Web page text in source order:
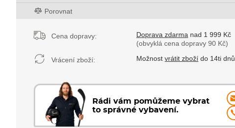
Porovnat
Cena dopravy: Doprava zdarma nad 1 999 Kč
(obvyklá cena dopravy 90 Kč)
Vrácení zboží: Možnostvrátit zboží do 14ti dnů
Rádi vám pomůžeme vybrat
to správné vybavení.